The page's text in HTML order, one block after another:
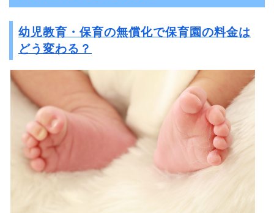
幼児教育・保育の無償化で保育園の料金は
どう変わる？